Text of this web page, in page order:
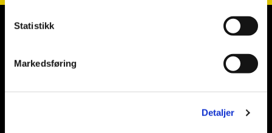
Statistikk
Markedsføring
Detaljer
E-post:bg@glimt.no Kontakt oss
bodoglimt